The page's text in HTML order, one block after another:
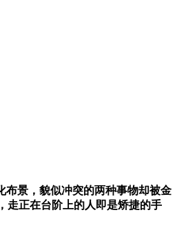
景，貌似冲突的两种事物却被金
走正在台阶上的人即是矫捷的手